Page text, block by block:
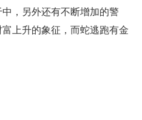
，另外还有不断增加的警
上升的象征，而蛇逃跑有金